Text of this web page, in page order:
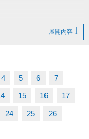
:
news/pageID/1/
展開內容
4 5 6 7
15 16 17
24 25 26